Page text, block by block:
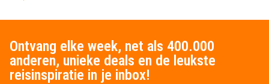
Ontvang elke week, net als 400.000
anderen, unieke deals en de leukste
reisinspiratie in je inbox!